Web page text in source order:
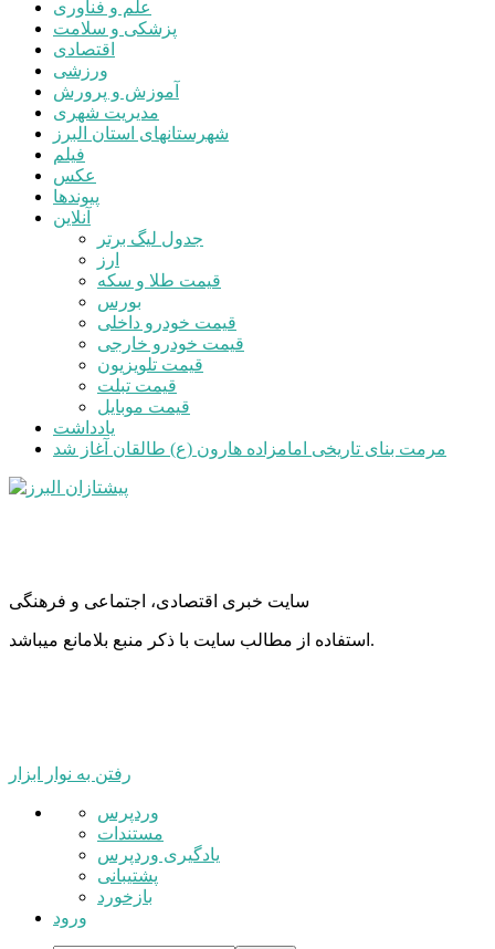
علم و فناوری
پزشکی و سلامت
اقتصادی
ورزشی
آموزش و پرورش
مدیریت شهری
شهرستانهای استان البرز
فیلم
عکس
پیوندها
آنلاین
جدول لیگ برتر
ارز
قیمت طلا و سکه
بورس
قیمت خودرو داخلی
قیمت خودرو خارجی
قیمت تلویزیون
قیمت تبلت
قیمت موبایل
یادداشت
مرمت بنای تاریخی امامزاده هارون (ع) طالقان آغاز شد
سایت خبری اقتصادی، اجتماعی و فرهنگی
استفاده از مطالب سایت با ذکر منبع بلامانع میباشد.
رفتن به نوار ابزار
درباره
وردپرس
وردپرس
مستندات
یادگیری وردپرس
پشتیبانی
بازخورد
ورود